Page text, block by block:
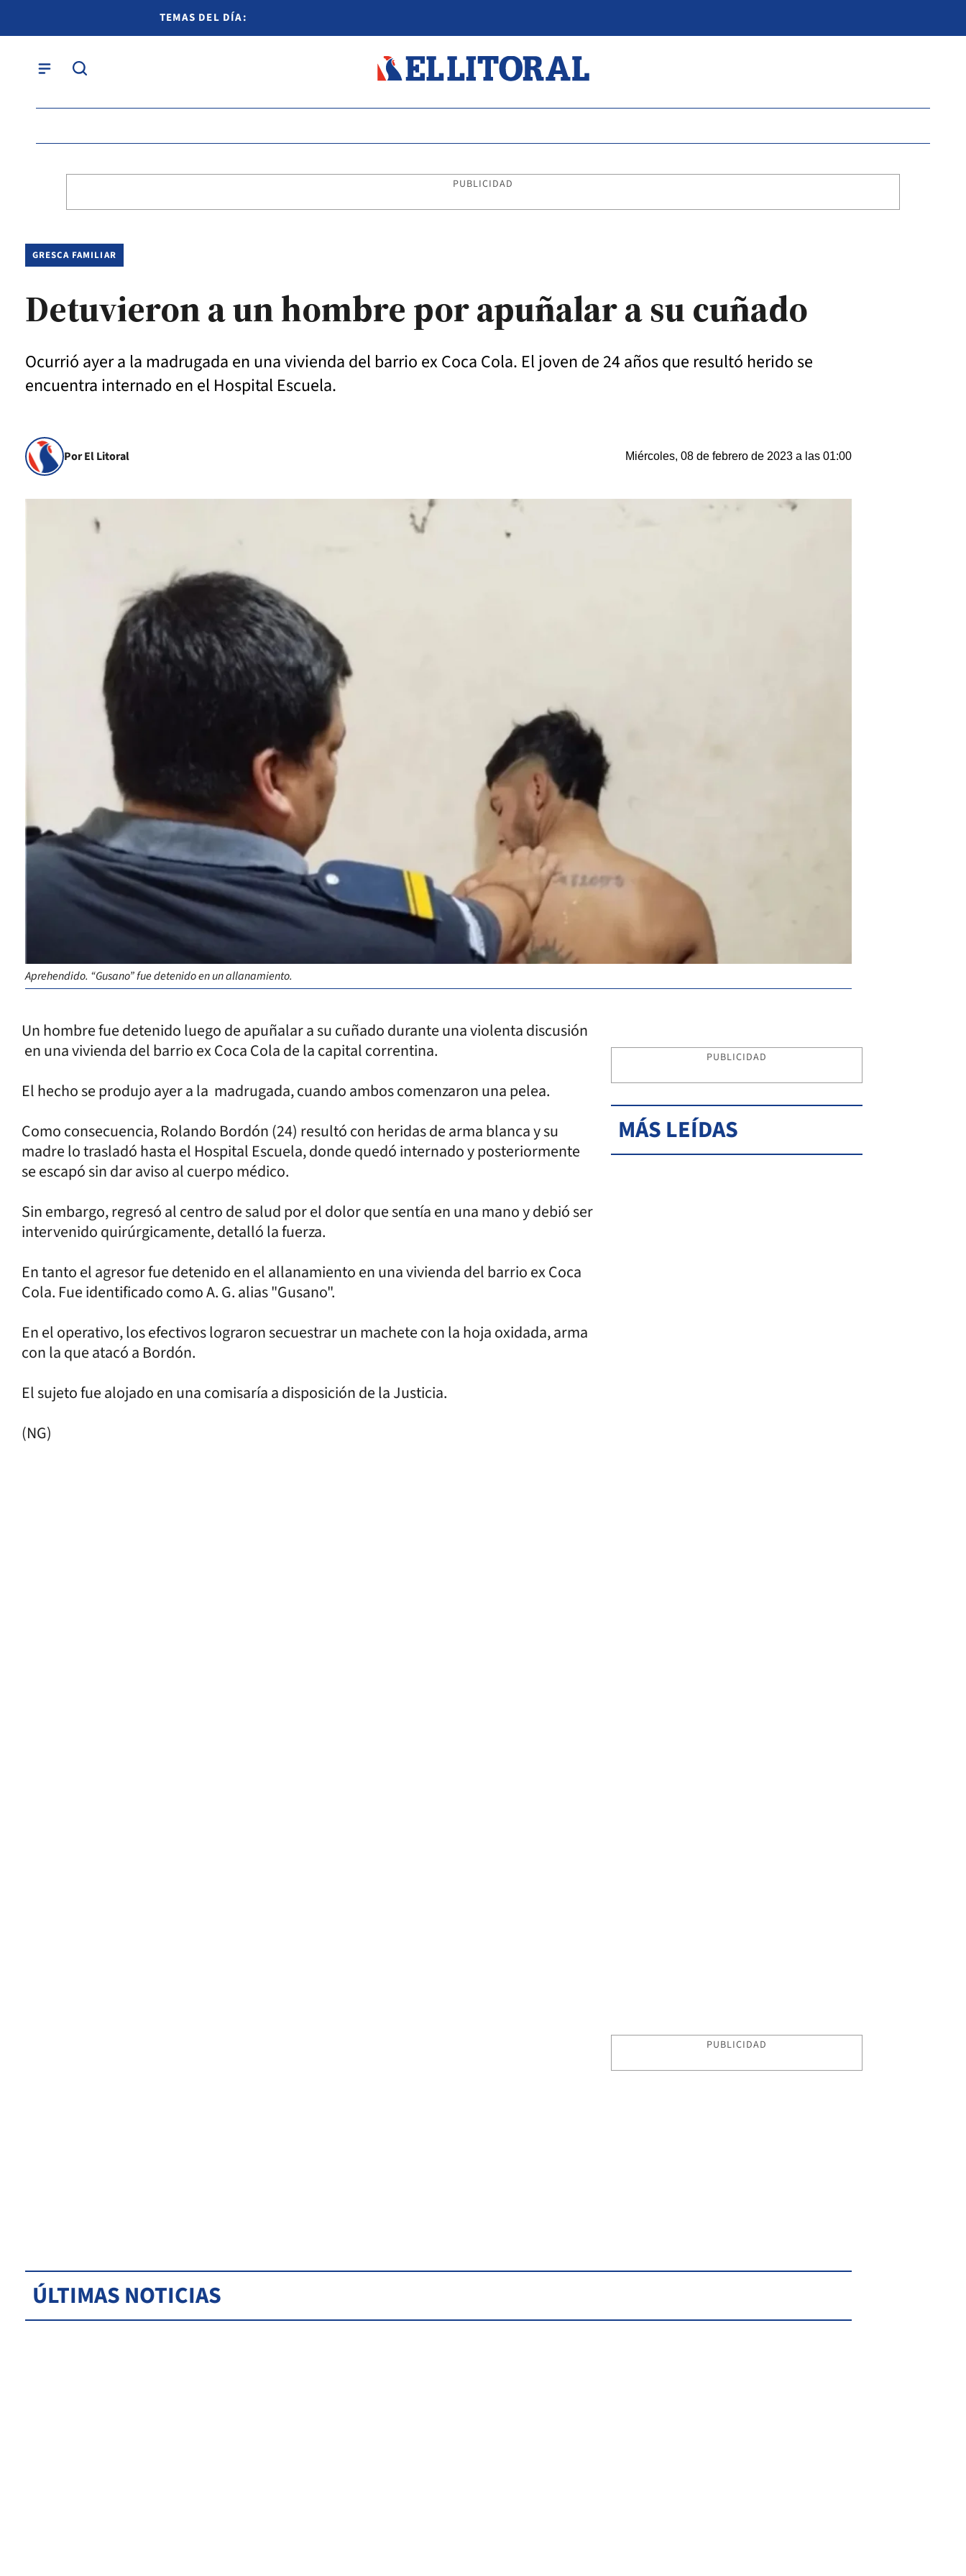
TEMAS DEL DÍA:
PUBLICIDAD
GRESCA FAMILIAR
Detuvieron a un hombre por apuñalar a su cuñado
Ocurrió ayer a la madrugada en una vivienda del barrio ex Coca Cola. El joven de 24 años que resultó herido se
encuentra internado en el Hospital Escuela.
Por El Litoral Miércoles, 08 de febrero de 2023 a las 01:00
Aprehendido. “Gusano” fue detenido en un allanamiento.
Un hombre fue detenido luego de apuñalar a su cuñado durante una violenta discusión
en una vivienda del barrio ex Coca Cola de la capital correntina.
El hecho se produjo ayer a la madrugada, cuando ambos comenzaron una pelea.
Como consecuencia, Rolando Bordón (24) resultó con heridas de arma blanca y su
madre lo trasladó hasta el Hospital Escuela, donde quedó internado y posteriormente
se escapó sin dar aviso al cuerpo médico.
Sin embargo, regresó al centro de salud por el dolor que sentía en una mano y debió ser
intervenido quirúrgicamente, detalló la fuerza.
En tanto el agresor fue detenido en el allanamiento en una vivienda del barrio ex Coca
Cola. Fue identificado como A. G. alias "Gusano".
En el operativo, los efectivos lograron secuestrar un machete con la hoja oxidada, arma
con la que atacó a Bordón.
El sujeto fue alojado en una comisaría a disposición de la Justicia.
(NG)
PUBLICIDAD
MÁS LEÍDAS
PUBLICIDAD
ÚLTIMAS NOTICIAS